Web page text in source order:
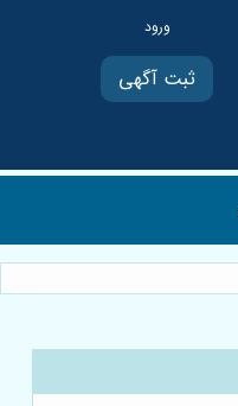
ثبت آگهی